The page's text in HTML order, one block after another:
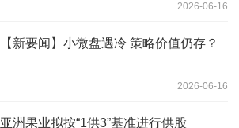
2026-06-16
【新要闻】小微盘遇冷 策略价值仍存？
2026-06-16
亚洲果业拟按“1供3”基准进行供股